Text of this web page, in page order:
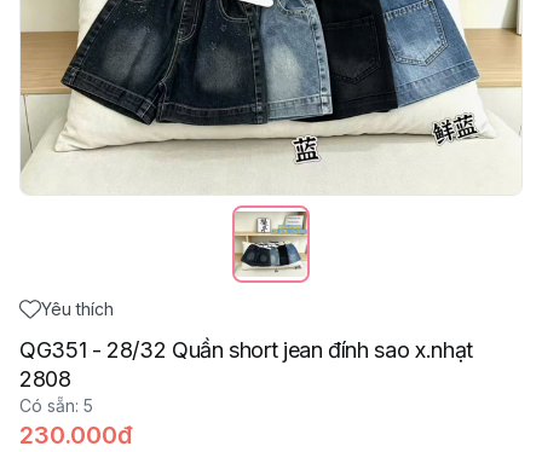
Yêu thích
QG351 - 28/32 Quần short jean đính sao x.nhạt
2808
Có sẵn: 5
230.000đ